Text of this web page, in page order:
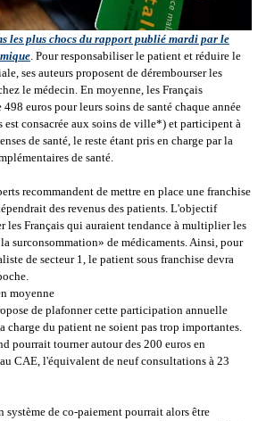
les plus chocs du rapport publié mardi par le
. Pour responsabiliser le patient et réduire le
ses auteurs proposent de dérembourser les
le médecin. En moyenne, les Français
euros pour leurs soins de santé chaque année
est consacrée aux soins de ville*) et participent à
de santé, le reste étant pris en charge par la
de santé.
recommandent de mettre en place une franchise
des revenus des patients. L'objectif
les Français qui auraient tendance à multiplier les
surconsommation» de médicaments. Ainsi, pour
de secteur 1, le patient sous franchise devra
moyenne
de plafonner cette participation annuelle
charge du patient ne soient pas trop importantes.
pourrait tourner autour des 200 euros en
CAE, l'équivalent de neuf consultations à 23
système de co-paiement pourrait alors être